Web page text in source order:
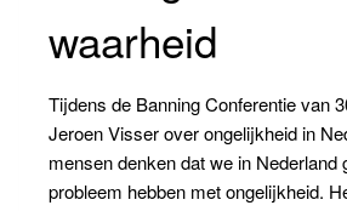
waarheid
Tijdens de Banning Conferentie van
Jeroen Visser over ongelijkheid in
mensen denken dat we in Nederland
probleem hebben met ongelijkheid.